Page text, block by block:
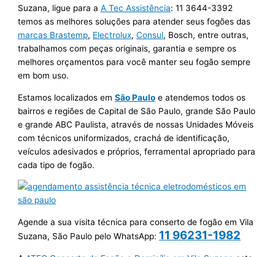
Suzana, ligue para aA Tec Assistência: 11 3644-3392
temos as melhores soluções para atender seus fogões das
marcas Brastemp, Electrolux,Consul, Bosch, entre outras,
trabalhamos com peças originais, garantia e sempre os
melhores orçamentos para você manter seu fogão sempre
em bom uso.
Estamos localizados emSão Paulo e atendemos todos os
bairros e regiões de Capital de São Paulo, grande São Paulo
e grande ABC Paulista, através de nossas Unidades Móveis
com técnicos uniformizados, crachá de identificação,
veículos adesivados e próprios, ferramental apropriado para
cada tipo de fogão.
Agende a sua visita técnica para conserto de fogão em Vila
Suzana, São Paulo pelo WhatsApp: 11 96231-1982